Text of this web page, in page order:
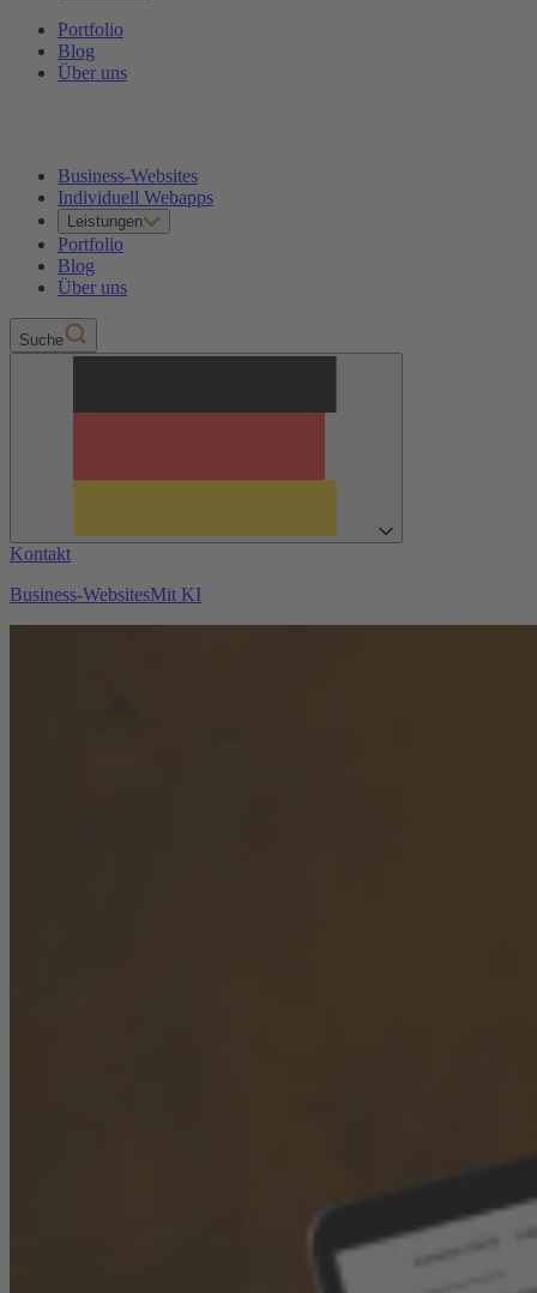
Portfolio
Blog
Über uns
Business-Websites
Individuell Webapps
Leistungen
Portfolio
Blog
Über uns
Suche
Kontakt
Business-WebsitesMit KI